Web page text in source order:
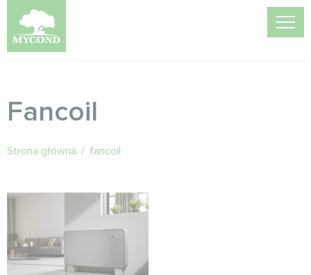
Fancoil
Strona główna / fancoil